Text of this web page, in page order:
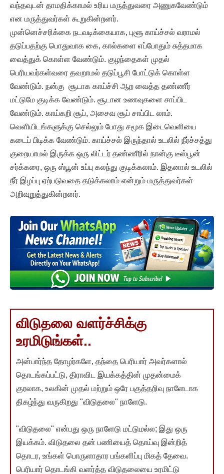
வந்தவுடன் தாமதிக்காமல் உரிய மருத்துவரை அணுகவேண்டும்
என மருத்துவர்கள் கூறுகின்றனர்.
முன்னெச்சரிக்கை நடவடிக்கையாக, புளூ காய்ச்சல் வராமல்
தடுப்பதற்கு பொதுவாக கை, கால்களை எப்போதும் சுத்தமாக
வைத்துக் கொள்ள வேண்டும். குழந்தைகள் முதல்
பெரியவர்கள்வரை தவறாமல் தடுப்பூசி போட்டுக் கொள்ள
வேண்டும். நன்கு சூடாக காய்ச்சி ஆற வைத்த தண்ணீர்
மட்டுமே குடிக்க வேண்டும். சூடான உணவுகளை சாப்பிட
வேண்டும். காய்கறி சூப், அசைவ சூப் சாப்பிட லாம்.
வெளியிடங்களுக்கு செல்லும் போது சமூக இடைவெளியை
கடைப் பிடிக்க வேண்டும். காய்ச்சல் இருந்தால் உடலில் நீர்ச்சத்து
குறையாமல் இருக்க ஒரு லிட்டர் தண்ணீரில் நான்கு டீஸ்பூன்
சர்க்கரை, ஒரு ஸ்பூன் உப்பு கலந்து குடிக்கலாம். இதனால் உடலில்
நீர் இழப்பு ஏற்படுவதை தடுக்கலாம் என்றும் மருத்துவர்கள்
அறிவுறுத்துகின்றனர்.
விடுதலை வளர்ச்சிக்கு
உரமிடுங்கள்..
அன்பார்ந்த தோழர்களே, தந்தை பெரியார் அவர்களால்
தொடங்கப்பட்டு, திராவிட இயக்கத்தின் முதன்மைக்
குரலாக, உலகின் முதல் மற்றும் ஒரே பகுத்தறிவு நாளேடாக
திகழ்ந்து வருகிறது "விடுதலை" நாளேடு.
"விடுதலை" என்பது ஒரு நாளேடு மட்டுமல்ல; இது ஒரு
இயக்கம். விடுதலை தன் பணியைத் தொய்வு இன்றித்
தொடர, உங்கள் பொருளாதார பங்களிப்பு மிகத் தேவை.
பெரியார் தொடங்கி வளர்த்த விடுதலையை உரமிட்டு